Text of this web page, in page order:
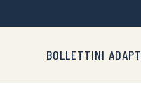
BOLLETTINI ADAPT